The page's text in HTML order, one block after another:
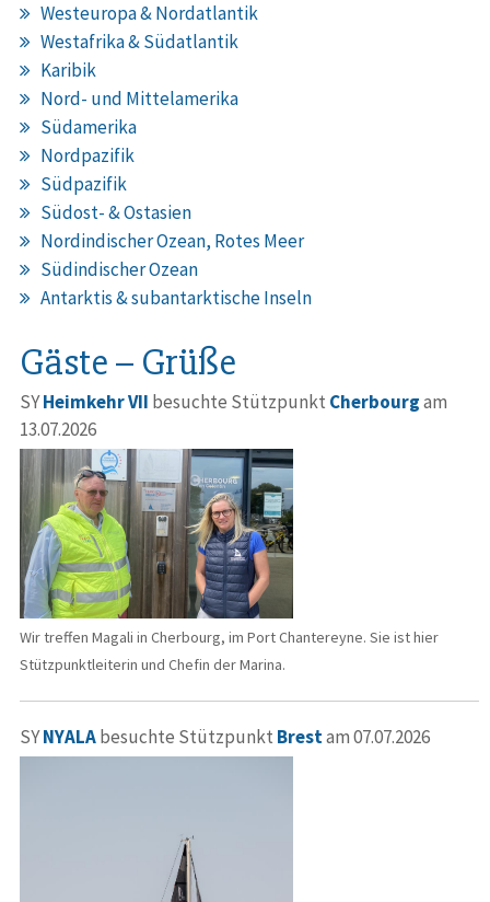
Westeuropa & Nordatlantik
Westafrika & Südatlantik
Karibik
Nord- und Mittelamerika
Südamerika
Nordpazifik
Südpazifik
Südost- & Ostasien
Nordindischer Ozean, Rotes Meer
Südindischer Ozean
Antarktis & subantarktische Inseln
Gäste – Grüße
SYHeimkehr VII besuchte Stützpunkt Cherbourgam
13.07.2026
Wir treffen Magali in Cherbourg, im Port Chantereyne. Sie ist hier
Stützpunktleiterin und Chefin der Marina.
SYNYALAbesuchte Stützpunkt Brestam 07.07.2026